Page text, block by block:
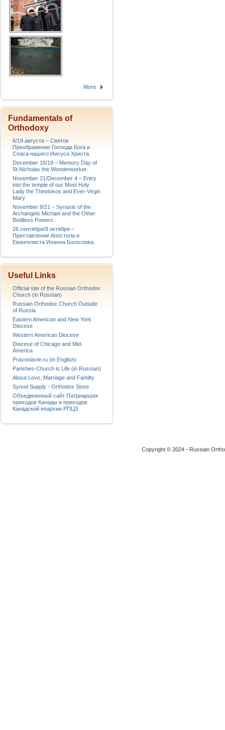
More
Fundamentals of
Orthodoxy
6/19 августа – Святое
Преображение Господа Бога и
Спаса нашего Иисуса Христа.
December 16/19 – Memory Day of
St.Nicholas the Wonderworker.
November 21/December 4 – Entry
into the temple of our Most Holy
Lady the Theotokos and Ever-Virgin
Mary
November 8/21 – Synaxis of the
Archangels Michael and the Other
Bodiless Powers..
26 сентября/9 октября –
Преставление Апостола и
Евангелиста Иоанна Богослова.
Useful Links
Official site of the Russian Orthodox
Church (in Russian)
Russian Orthodox Church Outside
of Russia
Eastern American and New York
Diocese
Western American Diocese
Diocese of Chicago and Mid-
America
Pravoslavie.ru (in English)
Parishes-Church is Life (in Russian)
About Love, Marriage and Familty
Synod Supply - Orthodox Store
Объединенный сайт Патриарших
приходов Канады и приходов
Канадской епархии РПЦЗ
Copyright © 2024 - Russian